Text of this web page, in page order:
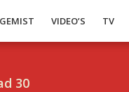
VIDEO’S TV
30